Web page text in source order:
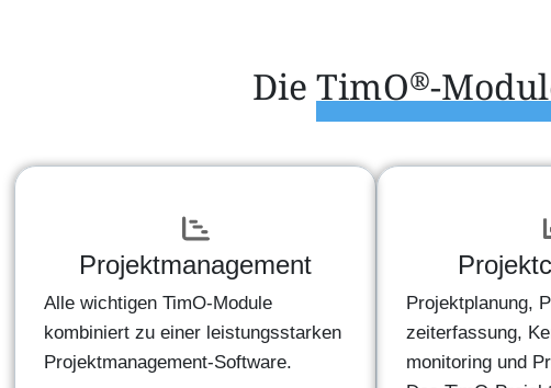
DieTimO®-
Projektmanagement
Alle wichtigen TimO-Module
kombiniert zu einer leistungsstarken
Projektmanagement-Software.
Projektplanung,
zeiterfassung,
monitoring und